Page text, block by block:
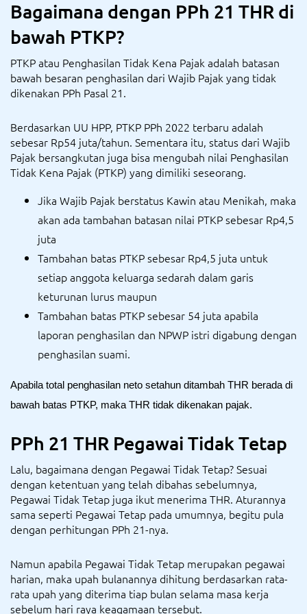
Bagaimana dengan PPh 21 THR di
bawah PTKP?
PTKP atau Penghasilan Tidak Kena Pajak adalah batasan
bawah besaran penghasilan dari Wajib Pajak yang tidak
dikenakan PPh Pasal 21.
Berdasarkan UU HPP, PTKP PPh 2022 terbaru adalah
sebesar Rp54 juta/tahun. Sementara itu, status dari Wajib
Pajak bersangkutan juga bisa mengubah nilai Penghasilan
Tidak Kena Pajak (PTKP) yang dimiliki seseorang.
Jika Wajib Pajak berstatus Kawin atau Menikah, maka
akan ada tambahan batasan nilai PTKP sebesar Rp4,5
juta
Tambahan batas PTKP sebesar Rp4,5 juta untuk
setiap anggota keluarga sedarah dalam garis
keturunan lurus maupun
Tambahan batas PTKP sebesar 54 juta apabila
laporan penghasilan dan NPWP istri digabung dengan
penghasilan suami.
Apabila total penghasilan neto setahun ditambah THR berada di
bawah batas PTKP, maka THR tidak dikenakan pajak.
PPh 21 THR Pegawai Tidak Tetap
Lalu, bagaimana dengan Pegawai Tidak Tetap? Sesuai
dengan ketentuan yang telah dibahas sebelumnya,
Pegawai Tidak Tetap juga ikut menerima THR. Aturannya
sama seperti Pegawai Tetap pada umumnya, begitu pula
dengan perhitungan PPh 21-nya.
Namun apabila Pegawai Tidak Tetap merupakan pegawai
harian, maka upah bulanannya dihitung berdasarkan rata-
rata upah yang diterima tiap bulan selama masa kerja
sebelum hari raya keagamaan tersebut.